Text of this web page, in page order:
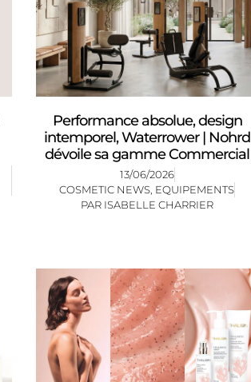
Performance absolue, design
intemporel, Waterrower | Nohrd
dévoile sa gamme Commercial
13/06/2026
COSMETIC NEWS EQUIPEMENTS
PAR ISABELLE CHARRIER